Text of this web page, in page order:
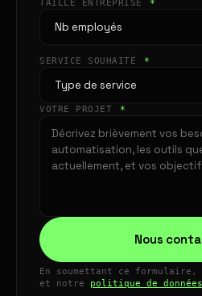
TAILLE ENTREPRISE *
SERVICE SOUHAITÉ *
VOTRE PROJET *
Nous
En soumettant ce formulaire,
et notre politique de données